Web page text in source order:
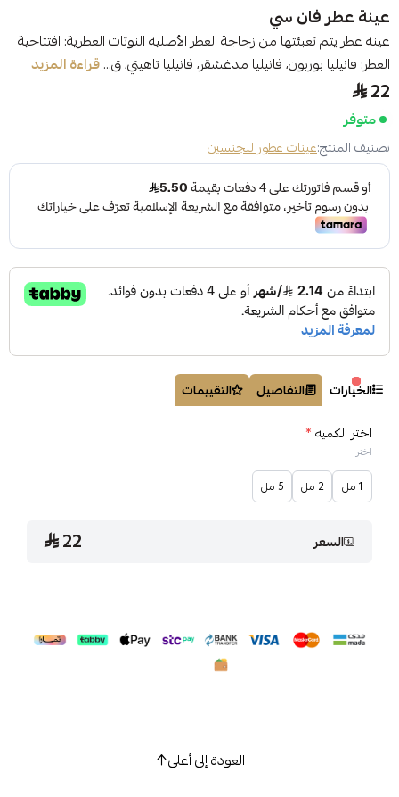
عينة عطر فان سي
عينه عطر يتم تعبئتها من زجاجة العطر الأصليه النوتات العطرية: افتتاحية
العطر: فانيليا بوربون، فانيليا مدغشقر، فانيليا تاهيتي، ق...قراءة المزيد
22
متوفر
تصنيف المنتج:عينات عطور للجنسين
الخيارات التفاصيل
التقييمات
اختر الكميه*
اختر
1 مل 2 مل 5 مل
السعر 22
العودة إلى أعلى